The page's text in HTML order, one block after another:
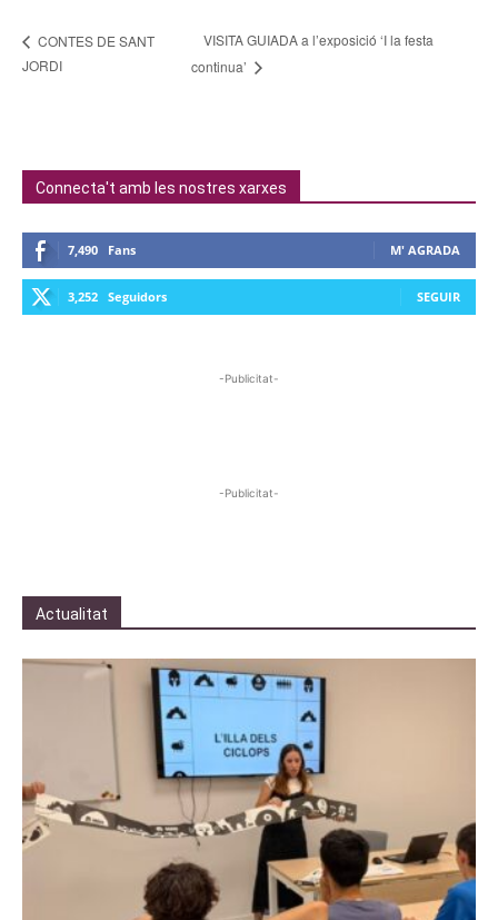
CONTES DE SANT
JORDI
VISITA GUIADA a l’exposició ‘I la festa
continua’
Connecta't amb les nostres xarxes
7,490 Fans M' AGRADA
3,252 Seguidors SEGUIR
-Publicitat-
-Publicitat-
Actualitat